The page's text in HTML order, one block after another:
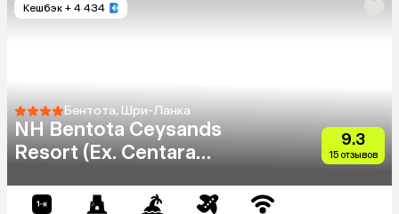
Кешбэк + 4 434
Бентота, Шри-Ланка
NH Bentota Ceysands
Resort (Ex. Centara
9.3
15 отзывов